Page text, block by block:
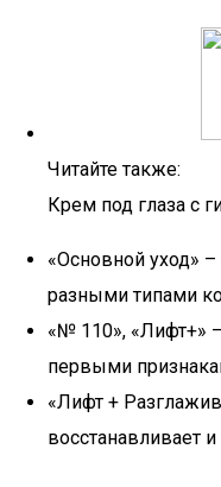
Читайте также:
Крем под глаза с
«Основной уход» –
разными типами
«№ 110», «Лифт+»
первыми
«Лифт +
восстанавливает